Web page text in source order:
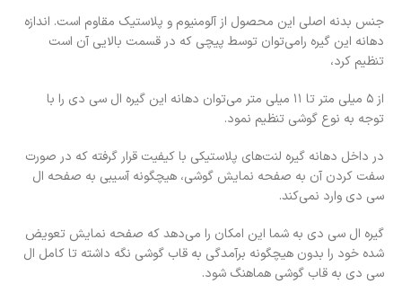
جنس بدنه اصلی این محصول از آلومنیوم و پلاستیک مقاوم است. اندازه
دهانه این گیره رامی‌توان توسط پیچی که در قسمت بالایی آن است
تنظیم کرد،
از ۵ میلی متر تا ۱۱ میلی متر می‌توان دهانه این گیره ال سی دی را با
توجه به نوع گوشی تنظیم نمود.
در داخل دهانه گیره لنت‌های پلاستیکی با کیفیت قرار گرفته که در صورت
سفت کردن آن به صفحه نمایش گوشی، هیچگونه آسیبی به صفحه ال
سی دی وارد نمی‌کند.
گیره ال سی دی به شما این امکان را می‌دهد که صفحه نمایش تعویض
شده خود را بدون هیچگونه برآمدگی به قاب گوشی نگه داشته تا کامل ال
سی دی به قاب گوشی هماهنگ شود.